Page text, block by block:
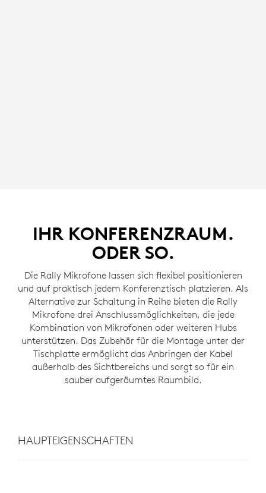
IHR KONFERENZRAUM.
ODER SO.
Die Rally Mikrofone lassen sich flexibel positionieren
und auf praktisch jedem Konferenztisch platzieren. Als
Alternative zur Schaltung in Reihe bieten die Rally
Mikrofone drei Anschlussmöglichkeiten, die jede
Kombination von Mikrofonen oder weiteren Hubs
unterstützen. Das Zubehör für die Montage unter der
Tischplatte ermöglicht das Anbringen der Kabel
außerhalb des Sichtbereichs und sorgt so für ein
sauber aufgeräumtes Raumbild.
HAUPTEIGENSCHAFTEN